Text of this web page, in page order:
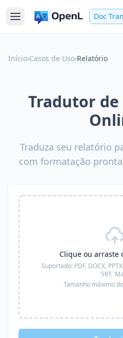
Doc
Início›Casos de Uso›Relatório
Tradutor
Traduza seu relatório
com formatação
Clique ou arraste
Suportado: PDF, DOCX,
SRT,
Tamanho máximo